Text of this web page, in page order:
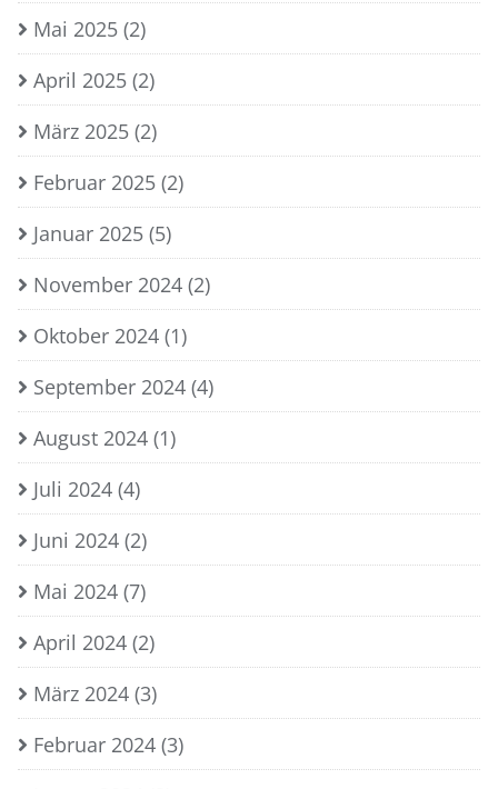
Mai 2025 (2)
April 2025 (2)
März 2025 (2)
Februar 2025 (2)
Januar 2025 (5)
November 2024 (2)
Oktober 2024 (1)
September 2024 (4)
August 2024 (1)
Juli 2024 (4)
Juni 2024 (2)
Mai 2024 (7)
April 2024 (2)
März 2024 (3)
Februar 2024 (3)